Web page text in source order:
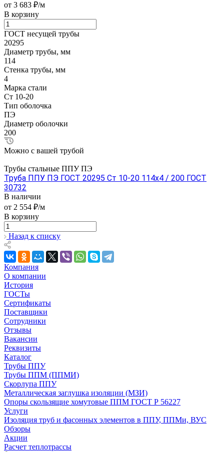
от 3 683 ₽/м
В корзину
ГОСТ несущей трубы
20295
Диаметр трубы, мм
114
Стенка трубы, мм
4
Марка стали
Ст 10-20
Тип оболочка
ПЭ
Диаметр оболочки
200
Можно с вашей трубой
Трубы стальные ППУ ПЭ
Труба ППУ ПЭ ГОСТ 20295 Ст 10-20 114x4 / 200 ГОСТ
30732
В наличии
от 2 554 ₽/м
В корзину
Назад к списку
Компания
О компании
История
ГОСТы
Сертификаты
Поставщики
Сотрудники
Отзывы
Вакансии
Реквизиты
Каталог
Трубы ППУ
Трубы ППМ (ППМИ)
Скорлупа ППУ
Металлическая заглушка изоляции (МЗИ)
Опоры скользящие хомутовые ППМ ГОСТ Р 56227
Услуги
Изоляция труб и фасонных элементов в ППУ, ППМи, ВУС
Обзоры
Акции
Расчет теплотрассы